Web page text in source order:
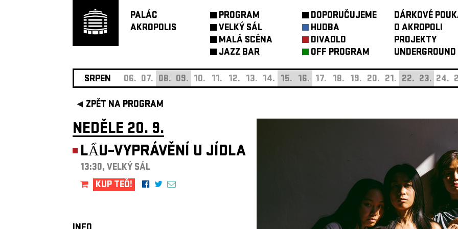
PALÁC
AKROPOLIS
PROGRAM
VELKÝ SÁL
MALÁ SCÉNA
JAZZ BAR
DOPORUČUJEME
HUDBA
DIVADLO
OFF PROGRAM
DÁRKOVÉ
O AKROPOLI
PROJEKTY
UNDERGROUND
SRPEN 06. 07. 08. 09. 10. 11. 12. 13. 14. 15. 16. 17. 18. 19. 20. 21. 22. 23. 24.
ZPĚT NA PROGRAM
NEDĚLE 20. 9.
LẨU–VYPRÁVĚNÍ U JÍDLA
13:30, VELKÝ SÁL
KUP TEĎ!